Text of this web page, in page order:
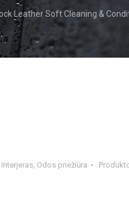
Leather Soft Cleaning &
Interjeras, Odos priežiūra